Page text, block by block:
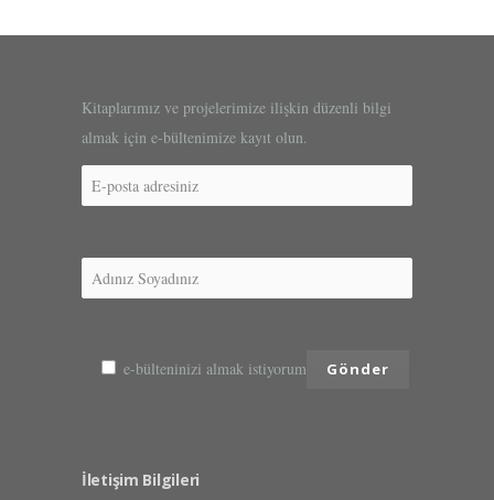
Kitaplarımız ve projelerimize ilişkin düzenli bilgi
almak için e-bültenimize kayıt olun.
e-bülteninizi almak istiyorum
İletişim Bilgileri